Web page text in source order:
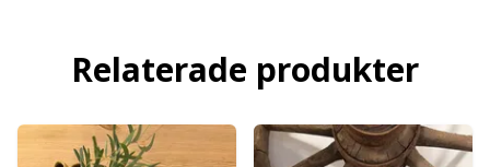
Relaterade produkter